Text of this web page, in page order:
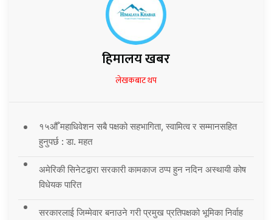
हिमालय खबर
लेखकबाट थप
१५औँ महाधिवेशन सबै पक्षको सहभागिता, स्वामित्व र सम्मानसहित
हुनुपर्छ : डा. महत
अमेरिकी सिनेटद्वारा सरकारी कामकाज ठप्प हुन नदिन अस्थायी कोष
विधेयक पारित
सरकारलाई जिम्मेवार बनाउने गरी प्रमुख प्रतिपक्षको भूमिका निर्वाह